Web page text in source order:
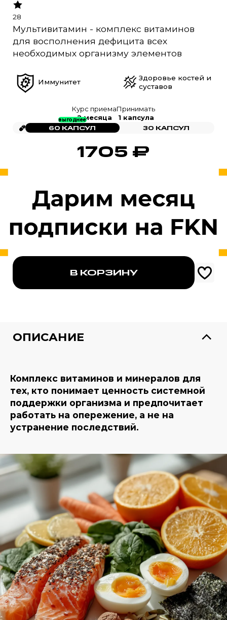
28
Мультивитамин - комплекс витаминов
для восполнения дефицита всех
необходимых организму элементов
Иммунитет
Здоровье костей и
суставов
Курс приема
2 месяца
Принимать
1 капсула
выгоднее
60 КАПСУЛ 30 КАПСУЛ
1705 ₽
В КОРЗИНУ
ОПИСАНИЕ
Комплекс витаминов и минералов для
тех, кто понимает ценность системной
поддержки организма и предпочитает
работать на опережение, а не на
устранение последствий.